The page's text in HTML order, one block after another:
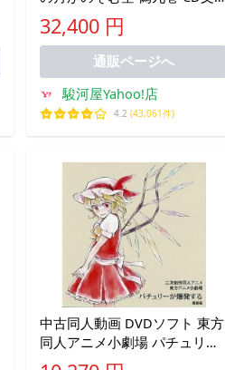
版 / 雷撃文庫
32,400 円
通販ページへ
駿河屋Yahoo!店
4.2 (43,061件)
中古同人動画 DVDソフト 東方
同人アニメ小劇場 パチュリー
が爆発する -簡易版- / 街角麻婆